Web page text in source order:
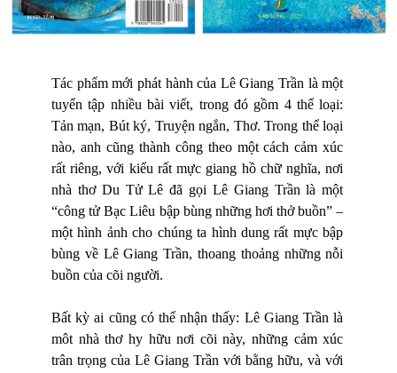
Tác phẩm mới phát hành của Lê Giang Trần là một
tuyển tập nhiều bài viết, trong đó gồm 4 thể loại:
Tản mạn, Bút ký, Truyện ngắn, Thơ. Trong thể loại
nào, anh cũng thành công theo một cách cảm xúc
rất riêng, với kiểu rất mực giang hồ chữ nghĩa, nơi
nhà thơ Du Tử Lê đã gọi Lê Giang Trần là một
“công tử Bạc Liêu bập bùng những hơi thở buồn” –
một hình ảnh cho chúng ta hình dung rất mực bập
bùng về Lê Giang Trần, thoang thoảng những nỗi
buồn của cõi người.
Bất kỳ ai cũng có thể nhận thấy: Lê Giang Trần là
môt nhà thơ hy hữu nơi cõi này, những cảm xúc
trân trọng của Lê Giang Trần với bằng hữu, và với